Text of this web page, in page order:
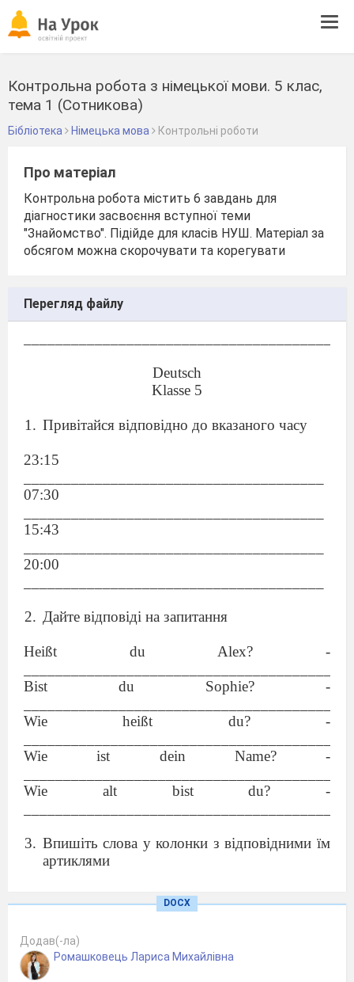
Контрольна робота з німецької мови. 5 клас,
тема 1 (Сотникова)
Бібліотека Німецька мова Контрольні роботи
Про матеріал
Контрольна робота містить 6 завдань для
діагностики засвоєння вступної теми
"Знайомство". Підійде для класів НУШ. Матеріал за
обсягом можна скорочувати та корегувати
Перегляд файлу
Deutsch
Klasse 5
Привітайся відповідно до вказаного часу
23:15
07:30
15:43
20:00
Дайте відповіді на запитання
Heißt du Alex? -
Bist du Sophie? -
Wie heißt du? -
Wie ist dein Name? -
Wie alt bist du? -
Впишіть слова у колонки з відповідними їм
артиклями
Handy, Sonne, Haus, Ball, Rose, Buch, Schule,
Computer, Gitarre, Rucksack, Bonbons, Spiel,
der
DOCX
Додав(-ла)
Ромашковець Лариса Михайлівна